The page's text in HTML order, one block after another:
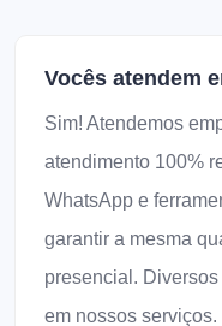
Vocês atendem
Sim! Atendemos
atendimento 100%
WhatsApp e
garantir a mesma
presencial.
em nossos serviços.